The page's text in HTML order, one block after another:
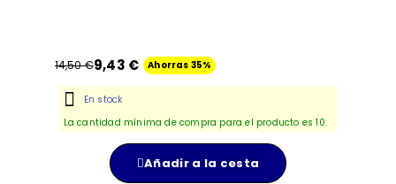
14,50 €9,43 € Ahorras 35%
En stock
La cantidad mínima de compra para el producto es 10.
Añadir a la cesta